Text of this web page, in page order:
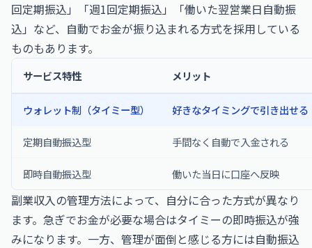
回定期振込」「週1回定期振込」「働いた翌営業日自動振
込」など、自動でお金が振り込まれる方式を採用している
ものもあります。
サービス特性 メリット
ウォレット制（タイミー型） 好きなタイミングで引き出せる
定期自動振込型 手間なく自動で入金される
即時自動振込型 働いた当日に口座へ反映
副業収入の管理方法によって、自分に合った方式が異なり
ます。急ぎでお金が必要な場合はタイミーの即時振込が強
みになります。一方、管理が面倒と感じる方には自動振込